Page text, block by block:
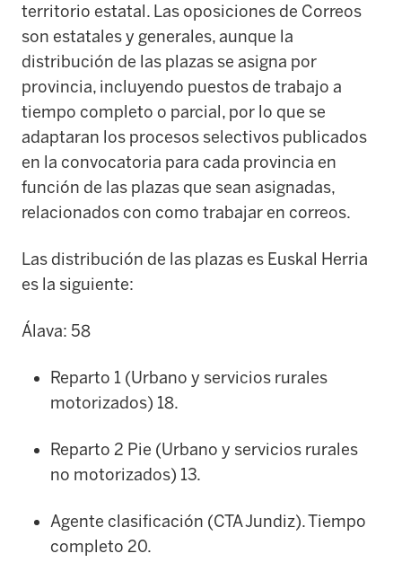
territorio estatal. Las oposiciones de Correos
son estatales y generales, aunque la
distribución de las plazas se asigna por
provincia, incluyendo puestos de trabajo a
tiempo completo o parcial, por lo que se
adaptaran los procesos selectivos publicados
en la convocatoria para cada provincia en
función de las plazas que sean asignadas,
relacionados con como trabajar en correos.
Las distribución de las plazas es Euskal Herria
es la siguiente:
Álava: 58
Reparto 1 (Urbano y servicios rurales
motorizados) 18.
Reparto 2 Pie (Urbano y servicios rurales
no motorizados) 13.
Agente clasificación (CTA Jundiz). Tiempo
completo 20.